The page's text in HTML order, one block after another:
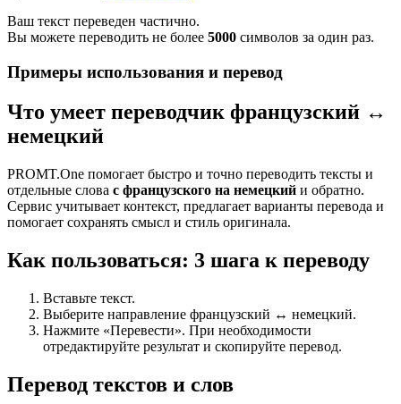
Ваш текст переведен частично.
Вы можете переводить не более 5000 символов за один раз.
Примеры использования и перевод
Что умеет переводчик французский ↔
немецкий
PROMT.One помогает быстро и точно переводить тексты и
отдельные слова с французского на немецкий и обратно.
Сервис учитывает контекст, предлагает варианты перевода и
помогает сохранять смысл и стиль оригинала.
Как пользоваться: 3 шага к переводу
Вставьте текст.
Выберите направление французский ↔ немецкий.
Нажмите «Перевести». При необходимости
отредактируйте результат и скопируйте перевод.
Перевод текстов и слов